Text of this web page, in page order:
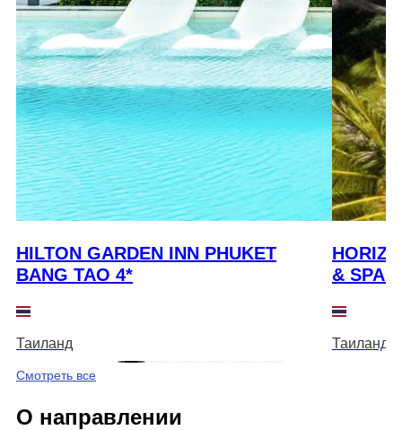
HILTON GARDEN INN PHUKET
BANG TAO 4*
Таиланд
& SPA
Таиланд
Смотреть все
О направлении